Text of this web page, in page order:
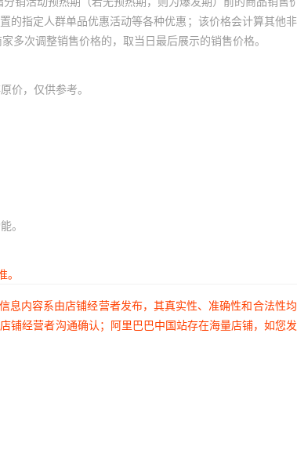
的指定人群单品优惠活动等各种优惠；该价格会计算其他
多次调整销售价格的，取当日最后展示的销售价格。
价，仅供参考。
。
息内容系由店铺经营者发布，其真实性、准确性和合法性
铺经营者沟通确认；阿里巴巴中国站存在海量店铺，如您